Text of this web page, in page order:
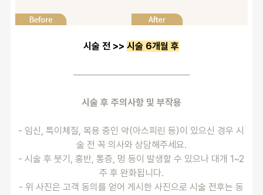
시술 전 >> 시술 6개월 후
──────────────────
시술 후 주의사항 및 부작용
- 임신, 특이체질, 복용 중인 약(아스피린 등)이 있으신 경우 시
술 전 꼭 의사와 상담해주세요.
- 시술 후 붓기, 홍반, 통증, 멍 등이 발생할 수 있으나 대개 1~2
주 후 완화됩니다.
- 위 사진은 고객 동의를 얻어 게시한 사진으로 시술 전후는 동